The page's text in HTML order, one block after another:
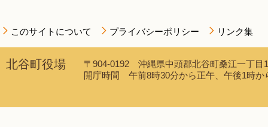
このサイトについて プライバシーポリシー リンク集
北谷町役場
〒904-0192 沖縄県中頭郡北谷町桑江一丁
開庁時間 午前8時30分から正午、午後1時か